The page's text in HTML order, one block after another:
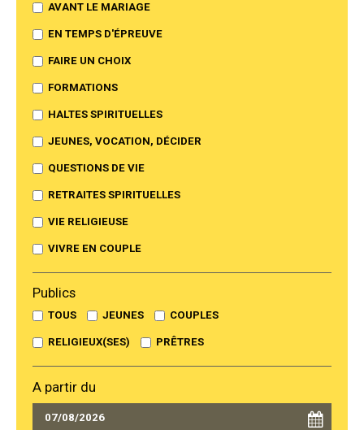
AVANT LE MARIAGE
EN TEMPS D'ÉPREUVE
FAIRE UN CHOIX
FORMATIONS
HALTES SPIRITUELLES
JEUNES, VOCATION, DÉCIDER
QUESTIONS DE VIE
RETRAITES SPIRITUELLES
VIE RELIGIEUSE
VIVRE EN COUPLE
Publics
TOUS JEUNES COUPLES
RELIGIEUX(SES) PRÊTRES
A partir du